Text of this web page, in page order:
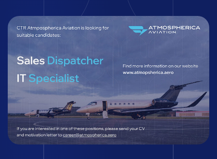
CS